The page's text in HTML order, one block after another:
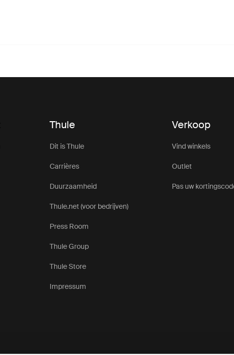
Thule
Dit is Thule
Carrières
Duurzaamheid
Thule.net (voor bedrijven)
Press Room
Thule Group
Thule Store
Impressum
Verkoop
Vind winkels
Outlet
Pas uw